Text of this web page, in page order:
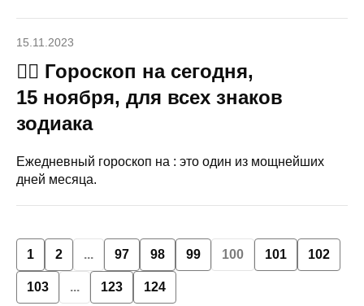
15.11.2023
🧙‍♀ Гороскоп на сегодня,
15 ноября, для всех знаков
зодиака
Ежедневный гороскоп на : это один из мощнейших
дней месяца.
1 2 ... 97 98 99 100 101 102
103 ... 123 124